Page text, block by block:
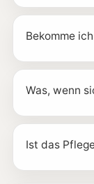
Bekomme
Was, wenn
Ist das